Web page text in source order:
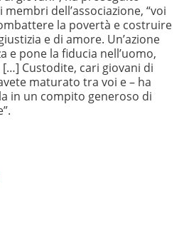
dell’associazione, “voi
la povertà e costruire
e di amore. Un’azione
e pone la fiducia nell’uomo,
Custodite, cari giovani di
maturato tra voi e – ha
in un compito generoso di